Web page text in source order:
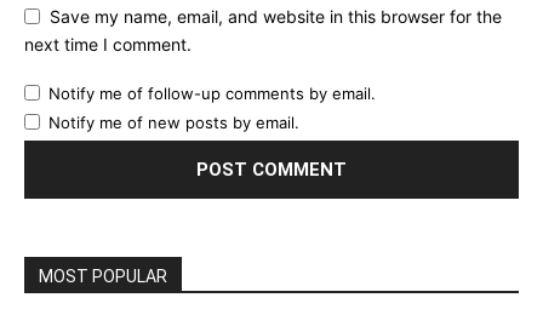
Save my name, email, and website in this browser for the
next time I comment.
Notify me of follow-up comments by email.
Notify me of new posts by email.
MOST POPULAR